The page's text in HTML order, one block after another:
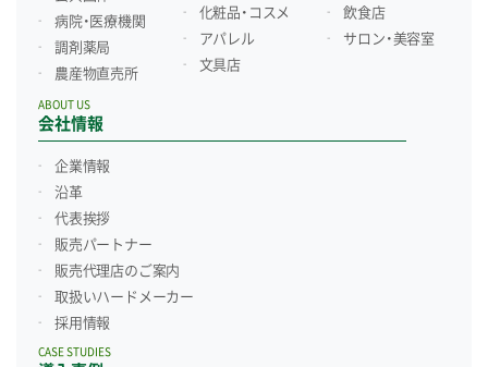
病院・医療機関
調剤薬局
農産物直売所
化粧品・コスメ
アパレル
文具店
飲食店
サロン・美容室
会社情報
ABOUT US
企業情報
沿革
代表挨拶
販売パートナー
販売代理店のご案内
取扱いハードメーカー
採用情報
CASE STUDIES